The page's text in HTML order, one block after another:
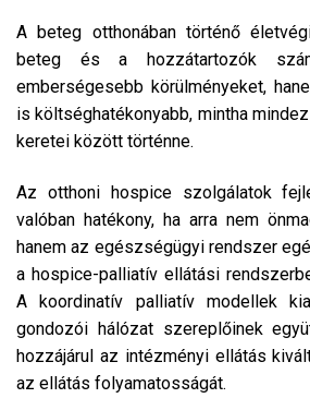
A beteg otthonában történő
beteg és a hozzátartozók
emberségesebb körülményeket,
is költséghatékonyabb, mintha
keretei között történne.
Az otthoni hospice szolgálatok
valóban hatékony, ha arra nem
hanem az egészségügyi rendszer
a hospice-palliatív ellátási
A koordinatív palliatív modellek
gondozói hálózat szereplőinek
hozzájárul az intézményi ellátás
az ellátás folyamatosságát.